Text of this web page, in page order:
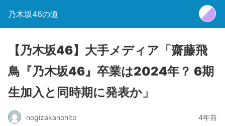
乃木坂46の道
【乃木坂46】大手メディア「齋藤飛
鳥『乃木坂46』卒業は2024年？ 6期
生加入と同時期に発表か」
nogizakanohito 4年前